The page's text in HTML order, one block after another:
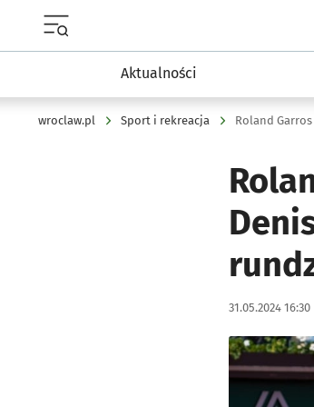
Aktualności
wroclaw.pl Sport i rekreacja
Data publikacji:
31.05.2024 16:30 |
Kliknij, aby